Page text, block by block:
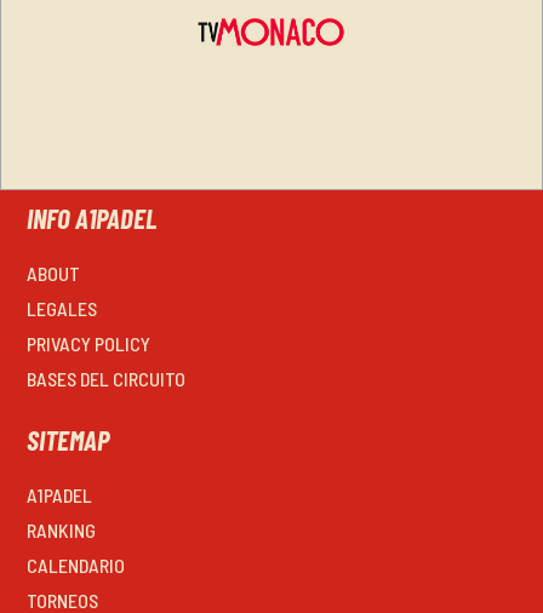
INFO A1PADEL
ABOUT
LEGALES
PRIVACY POLICY
BASES DEL CIRCUITO
SITEMAP
A1PADEL
RANKING
CALENDARIO
TORNEOS